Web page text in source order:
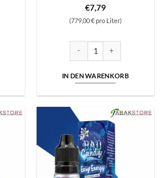
€7,79
(779,00 € pro Liter)
IN DEN WARENKORB